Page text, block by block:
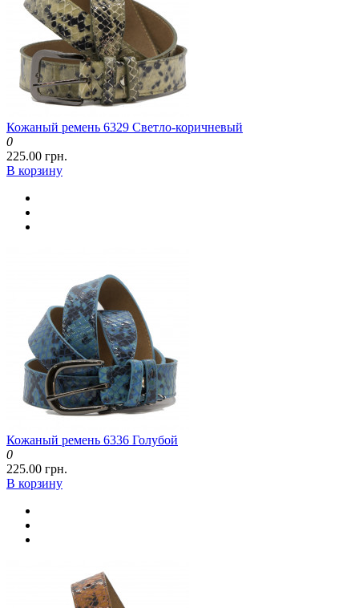
Кожаный ремень 6329 Светло-коричневый
0
225.00 грн.
В корзину
Кожаный ремень 6336 Голубой
0
225.00 грн.
В корзину